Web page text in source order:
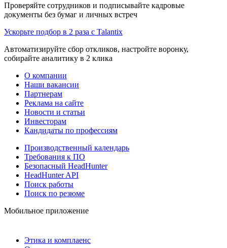
Проверяйте сотрудников и подписывайте кадровые
документы без бумаг и личных встреч
Ускорьте подбор в 2 раза с Talantix
Автоматизируйте сбор откликов, настройте воронку,
собирайте аналитику в 2 клика
О компании
Наши вакансии
Партнерам
Реклама на сайте
Новости и статьи
Инвесторам
Кандидаты по профессиям
Производственный календарь
Требования к ПО
Безопасный HeadHunter
HeadHunter API
Поиск работы
Поиск по резюме
Мобильное приложение
Этика и комплаенс